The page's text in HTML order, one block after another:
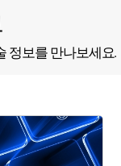
정보를 만나보세요.